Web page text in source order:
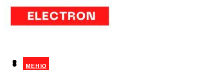
КЛИМАТИЧЕСКАЯ
МЕНЮ
МЕНЮ